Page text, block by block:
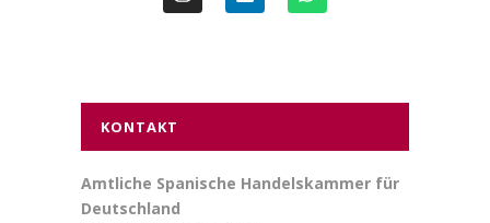
KONTAKT
Amtliche Spanische Handelskammer für
Deutschland